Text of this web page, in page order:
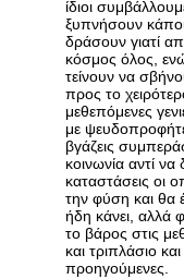
ίδιοι
ξυπνήσουν
δράσουν γιατί
κόσμος όλος,
τείνουν να
προς το
μεθεπόμενες
με
βγάζεις
κοινωνία αντί να
καταστάσεις οι
την φύση και θα
ήδη κάνει, αλλά
το βάρος στις
και τριπλάσιο
προηγούμενες.